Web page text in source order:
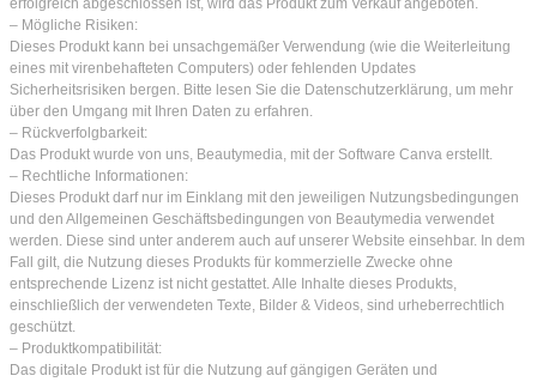
erfolgreich abgeschlossen ist, wird das Produkt zum Verkauf angeboten.
– Mögliche Risiken:
Dieses Produkt kann bei unsachgemäßer Verwendung (wie die Weiterleitung
eines mit virenbehafteten Computers) oder fehlenden Updates
Sicherheitsrisiken bergen. Bitte lesen Sie die Datenschutzerklärung, um mehr
über den Umgang mit Ihren Daten zu erfahren.
– Rückverfolgbarkeit:
Das Produkt wurde von uns, Beautymedia, mit der Software Canva erstellt.
– Rechtliche Informationen:
Dieses Produkt darf nur im Einklang mit den jeweiligen Nutzungsbedingungen
und den Allgemeinen Geschäftsbedingungen von Beautymedia verwendet
werden. Diese sind unter anderem auch auf unserer Website einsehbar. In dem
Fall gilt, die Nutzung dieses Produkts für kommerzielle Zwecke ohne
entsprechende Lizenz ist nicht gestattet. Alle Inhalte dieses Produkts,
einschließlich der verwendeten Texte, Bilder & Videos, sind urheberrechtlich
geschützt.
– Produktkompatibilität:
Das digitale Produkt ist für die Nutzung auf gängigen Geräten und